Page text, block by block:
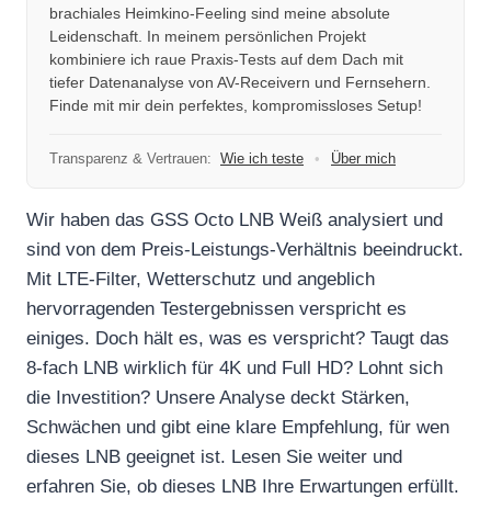
brachiales Heimkino-Feeling sind meine absolute
Leidenschaft. In meinem persönlichen Projekt
kombiniere ich raue Praxis-Tests auf dem Dach mit
tiefer Datenanalyse von AV-Receivern und Fernsehern.
Finde mit mir dein perfektes, kompromissloses Setup!
Transparenz & Vertrauen: Wie ich teste • Über mich
Wir haben das GSS Octo LNB Weiß analysiert und
sind von dem Preis-Leistungs-Verhältnis beeindruckt.
Mit LTE-Filter, Wetterschutz und angeblich
hervorragenden Testergebnissen verspricht es
einiges. Doch hält es, was es verspricht? Taugt das
8-fach LNB wirklich für 4K und Full HD? Lohnt sich
die Investition? Unsere Analyse deckt Stärken,
Schwächen und gibt eine klare Empfehlung, für wen
dieses LNB geeignet ist. Lesen Sie weiter und
erfahren Sie, ob dieses LNB Ihre Erwartungen erfüllt.